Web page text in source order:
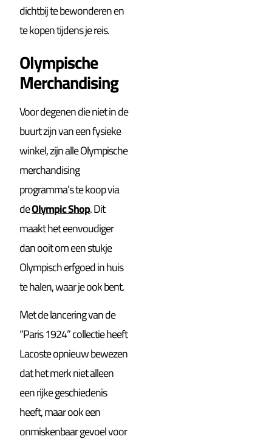
dichtbij te bewonderen en
te kopen tijdens je reis.
Olympische
Merchandising
Voor degenen die niet in de
buurt zijn van een fysieke
winkel, zijn alle Olympische
merchandising
programma’s te koop via
deOlympic Shop. Dit
maakt het eenvoudiger
dan ooit om een stukje
Olympisch erfgoed in huis
te halen, waar je ook bent.
Met de lancering van de
“Paris 1924” collectie heeft
Lacoste opnieuw bewezen
dat het merk niet alleen
een rijke geschiedenis
heeft, maar ook een
onmiskenbaar gevoel voor